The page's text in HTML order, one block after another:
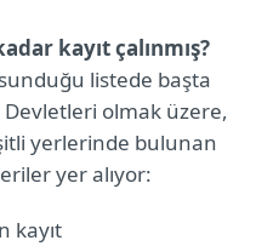
kayıt çalınmış?
listede başta
olmak üzere,
yerlerinde bulunan
yer alıyor:
kayıt